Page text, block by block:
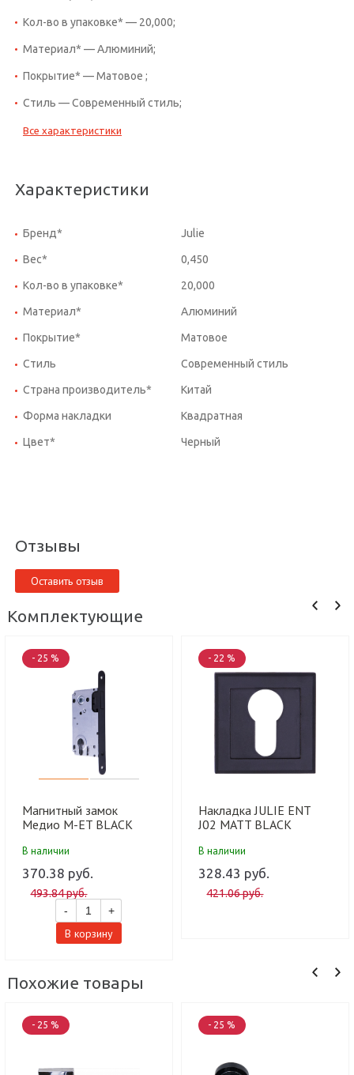
Кол-во в упаковке* — 20,000;
Материал* — Алюминий;
Покрытие* — Матовое ;
Стиль — Современный стиль;
Все характеристики
Характеристики
Бренд* Julie
Вес* 0,450
Кол-во в упаковке* 20,000
Материал* Алюминий
Покрытие* Матовое
Стиль Современный стиль
Страна производитель* Китай
Форма накладки Квадратная
Цвет* Черный
Отзывы
Оставить отзыв
Комплектующие
- 25 %
Магнитный замок
Медио М-ET BLACK
(под ключ) (85мм) (50
шт)
В наличии
370.38 руб.
493.84 руб.
-
+
В корзину
- 22 %
Накладка JULIE ENT
J02 MATT BLACK
шт)
В наличии
328.43 руб.
421.06 руб.
Похожие товары
- 25 % - 25 %